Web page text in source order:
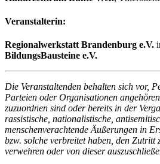
Veranstalterin:
Regionalwerkstatt Brandenburg e.V.
BildungsBausteine e.V.
Die Veranstaltenden behalten sich vor,
Parteien oder Organisationen
zuzuordnen sind oder bereits in der
rassistische, nationalistische,
menschenverachtende Äußerungen in
bzw. solche verbreitet haben, den Zutritt
verwehren oder von dieser